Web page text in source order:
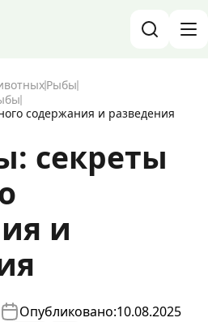
ветеринарии
Рыбы
содержания и разведения
секреты
и
Опубликовано:10.08.2025